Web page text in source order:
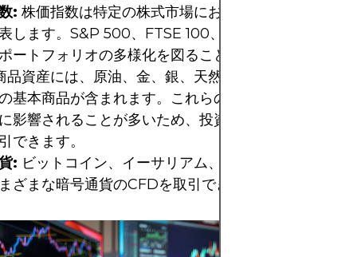
: 株価指数は特定の株式市場における一群の株式のパ
します。S&P 500、FTSE 100、DAXなどの指数を
ートフォリオの多様化を図ることができます。
品資産には、原油、金、銀、天然ガス、トウモロコシ
基本商品が含まれます。これらの商品価格は経済お
影響されることが多いため、投資家はこれらの価格
できます。
: ビットコイン、イーサリアム、リップル、ライトコ
ざまな暗号通貨のCFDを取引できます。